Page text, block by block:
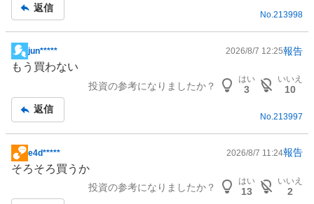
返信
No.213998
掲
示
事
jun***** 2026/8/7 12:25報告
もう買わない
投資の参考になりましたか？
はい
3
いいえ
10
返信
No. 213997
掲
示
e4d***** 2026/8/7 11:24報告
そろそろ買うか
投資の参考になりましたか？
はい
13
いいえ
2